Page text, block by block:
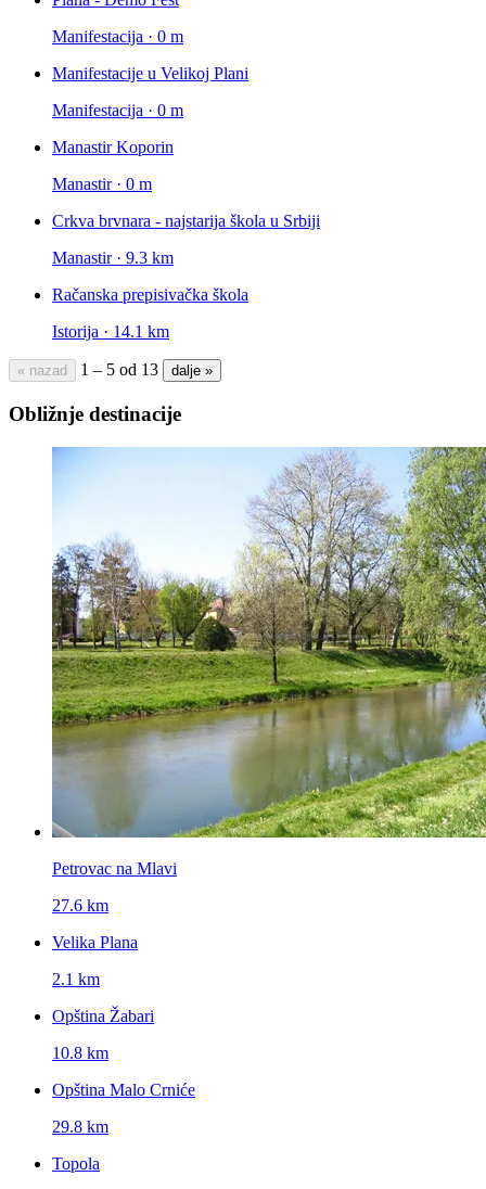
Manifestacija · 0 m
Manifestacije u Velikoj Plani
Manifestacija · 0 m
Manastir Koporin
Manastir · 0 m
Crkva brvnara - najstarija škola u Srbiji
Manastir · 9.3 km
Račanska prepisivačka škola
Istorija · 14.1 km
« nazad 1 – 5 od 13 dalje »
Obližnje destinacije
Petrovac na Mlavi
27.6 km
Velika Plana
2.1 km
Opština Žabari
10.8 km
Opština Malo Crniće
29.8 km
Topola